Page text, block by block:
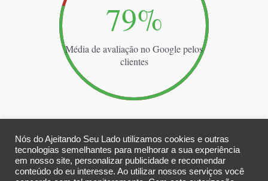
85%
Média de avaliação no Google pelos
clientes
95.00
Clientes que já fizeram mais de um serviço conosco
Nós do Ajeitando Seu Lado utilizamos cookies e outras
tecnologias semelhantes para melhorar a sua experiência
em nosso site, personalizar publicidade e recomendar
conteúdo do eu interesse. Ao utilizar nossos serviços você